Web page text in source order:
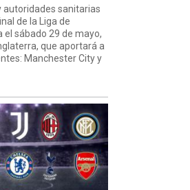
autoridades sanitarias
de la Liga de
sábado 29 de mayo,
que aportará a
Manchester City y